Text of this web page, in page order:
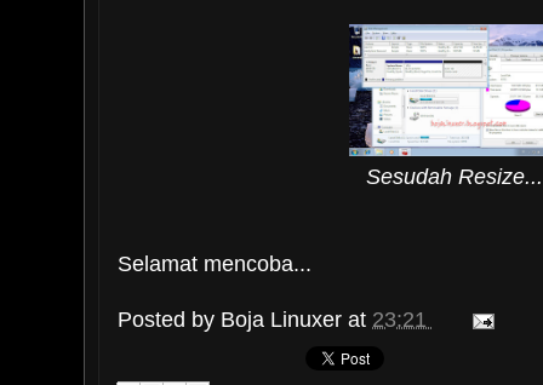
Sesudah Resize...
Selamat mencoba...
Posted by Boja Linuxer at 23:21